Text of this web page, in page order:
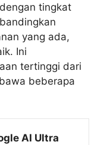
tingkat
yang ada,
Ini
tertinggi dari
beberapa
AI Ultra